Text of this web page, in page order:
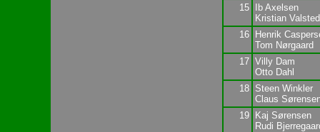
15
Ib Axelsen
Kristian Valsted
16
Henrik
Tom Nørgaard
17 Villy Dam
Otto Dahl
18
Steen Winkler
Claus
19
Kaj Sørensen
Rudi